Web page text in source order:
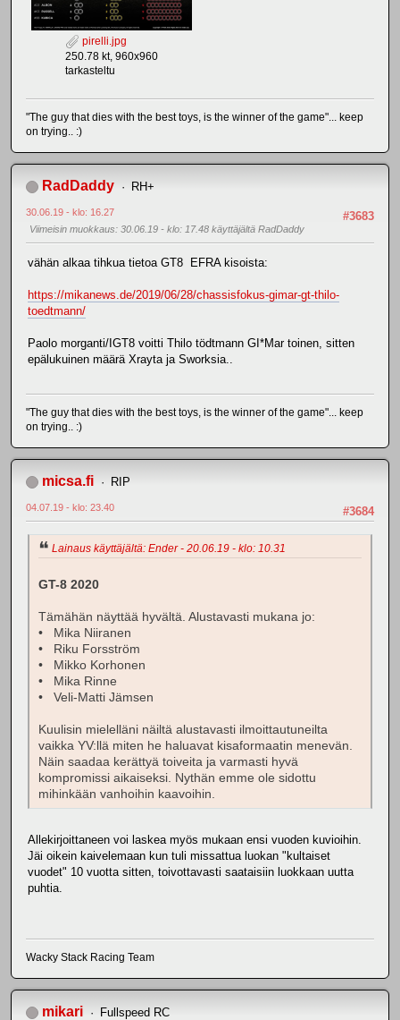
pirelli.jpg
250.78 kt, 960x960
tarkasteltu
"The guy that dies with the best toys, is the winner of the game"... keep
on trying.. :)
RadDaddy RH+
#3683
30.06.19 - klo: 16.27
Viimeisin muokkaus: 30.06.19 - klo: 17.48 käyttäjältä RadDaddy
vähän alkaa tihkua tietoa GT8 EFRA kisoista:
https://mikanews.de/2019/06/28/chassisfokus-gimar-gt-thilo-
toedtmann/
Paolo morganti/IGT8 voitti Thilo tödtmann GI*Mar toinen, sitten
epälukuinen määrä Xrayta ja Sworksia..
"The guy that dies with the best toys, is the winner of the game"... keep
on trying.. :)
micsa.fi RIP
#3684
04.07.19 - klo: 23.40
Lainaus käyttäjältä: Ender - 20.06.19 - klo: 10.31
GT-8 2020
Tämähän näyttää hyvältä. Alustavasti mukana jo:
• Mika Niiranen
• Riku Forsström
• Mikko Korhonen
• Mika Rinne
• Veli-Matti Jämsen
Kuulisin mielelläni näiltä alustavasti ilmoittautuneilta
vaikka YV:llä miten he haluavat kisaformaatin menevän.
Näin saadaa kerättyä toiveita ja varmasti hyvä
kompromissi aikaiseksi. Nythän emme ole sidottu
mihinkään vanhoihin kaavoihin.
Allekirjoittaneen voi laskea myös mukaan ensi vuoden kuvioihin.
Jäi oikein kaivelemaan kun tuli missattua luokan "kultaiset
vuodet" 10 vuotta sitten, toivottavasti saataisiin luokkaan uutta
puhtia.
Wacky Stack Racing Team
mikari Fullspeed RC